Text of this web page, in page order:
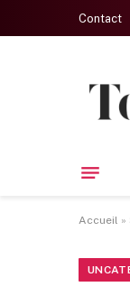
Contact
Accueil »